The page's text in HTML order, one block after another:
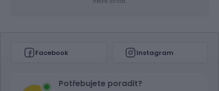
Facebook Instagram
Potřebujete poradit?